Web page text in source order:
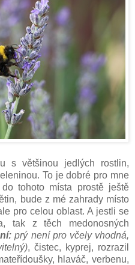
s většinou jedlých rostlin,
To je dobré pro mne
tohoto místa prostě ještě
bude z mé zahrady místo
pro celou oblast. A jestli se
tak z těch medonosných
prý není pro včely vhodná,
, čistec, kyprej, rozrazil
hlaváč, verbenu,